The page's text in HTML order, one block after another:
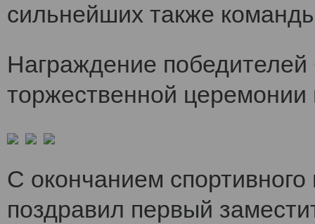
сильнейших также
Награждение
торжественной
С окончанием
поздравил первый